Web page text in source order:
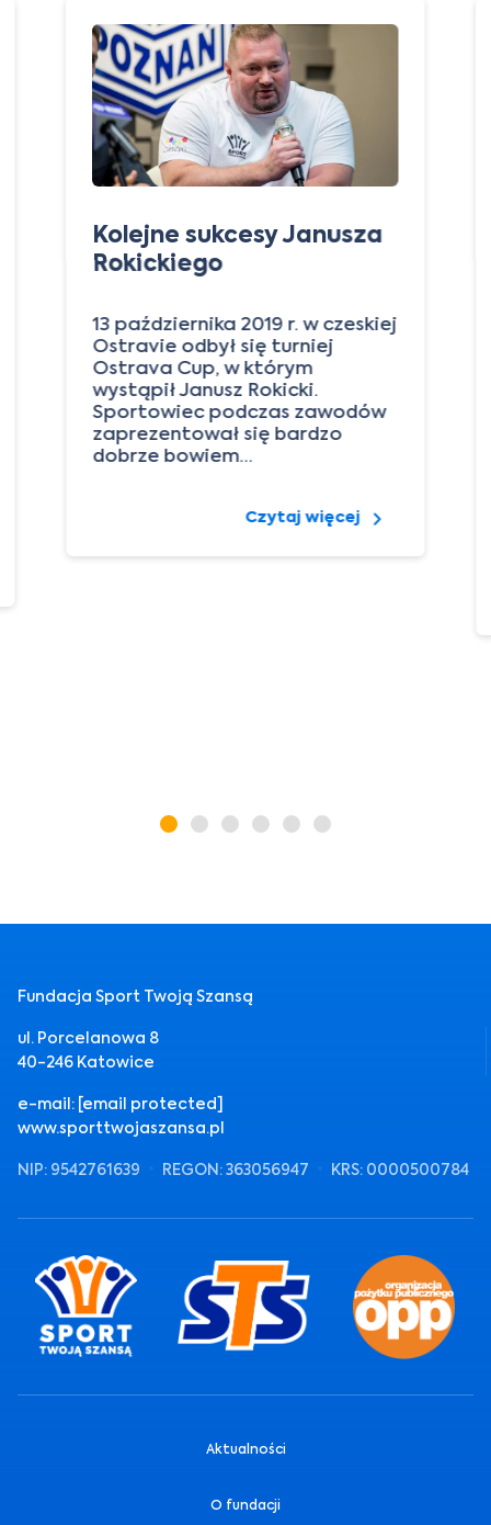
Kolejne sukcesy Janusza
Rokickiego
13 października 2019 r. w czeskiej
Ostravie odbył się turniej
Ostrava Cup, w którym
wystąpił Janusz Rokicki.
Sportowiec podczas zawodów
zaprezentował się bardzo
dobrze bowiem…
Czytaj więcej
Fundacja Sport Twoją Szansą
ul. Porcelanowa 8
40-246 Katowice
e-mail: [email protected]
www.sporttwojaszansa.pl
NIP: 9542761639
REGON: 363056947 KRS: 0000500784
Aktualności
O fundacji